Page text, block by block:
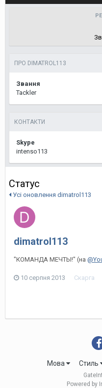
ПРО DIMATROL113
Звання
Tackler
КОНТАКТИ
Skype
intenso113
Статус
Усі оновлення dimatrol113
dimatrol113
"КОМАНДА МЕЧТЫ!" (на
10 серпня 2013 Скарга
Мова Стиль
Powered by